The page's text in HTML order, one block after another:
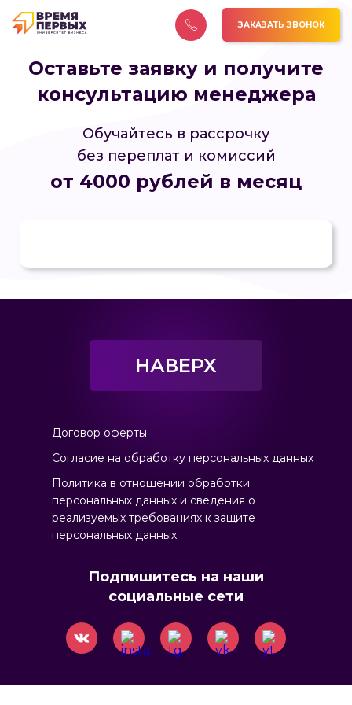
ЗАКАЗАТЬ ЗВОНОК
Оставьте заявку и получите
консультацию менеджера
Обучайтесь в рассрочку
без переплат и комиссий
от 4000 рублей в месяц
НАВЕРХ
Договор оферты
Согласие на обработку персональных данных
Политика в отношении обрабoтки
персональных данных и сведения о
реализуемых требованиях к защите
персональных данных
Подпишитесь на наши
социальные сети